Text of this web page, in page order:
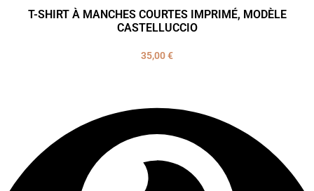
T-SHIRT À MANCHES COURTES IMPRIMÉ, MODÈLE
CASTELLUCCIO
35,00€